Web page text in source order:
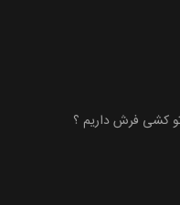
کشی فرش داریم ؟